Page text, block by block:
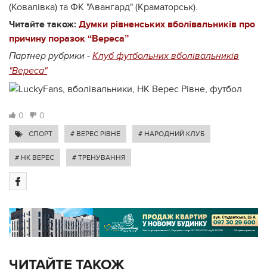
(Ковалівка) та ФК "Авангард" (Краматорськ).
Читайте також: Думки рівненських вболівальників про
причину поразок “Вереса”
Партнер рубрики - Клуб футбольних вболівальників
"Вереса"
0 0
СПОРТ # ВЕРЕС РІВНЕ # НАРОДНИЙ КЛУБ
# НК ВЕРЕС # ТРЕНУВАННЯ
ЧИТАЙТЕ ТАКОЖ